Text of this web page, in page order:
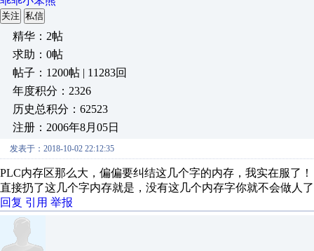
关注 私信
精华：2帖
求助：0帖
帖子：1200帖 | 11283回
年度积分：2326
历史总积分：62523
注册：2006年8月05日
发表于：2018-10-02 22:12:35
PLC内存区那么大，偏偏要纠结这几个字的内存，我实在服了
直接扔了这几个字内存就是，没有这几个内存字你就不会做人
回复 引用 举报